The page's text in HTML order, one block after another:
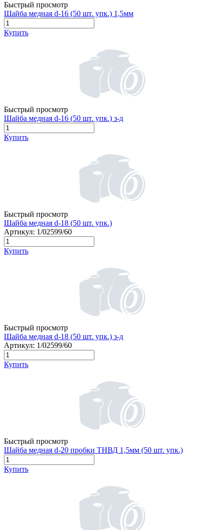
Быстрый просмотр
Шайба медная d-16 (50 шт. упк.) 1,5мм
Купить
Быстрый просмотр
Шайба медная d-16 (50 шт. упк.) з-д
Купить
Быстрый просмотр
Шайба медная d-18 (50 шт. упк.)
Артикул: 1/02599/60
Купить
Быстрый просмотр
Шайба медная d-18 (50 шт. упк.) з-д
Артикул: 1/02599/60
Купить
Быстрый просмотр
Шайба медная d-20 пробки ТНВД 1,5мм (50 шт. упк.)
Купить